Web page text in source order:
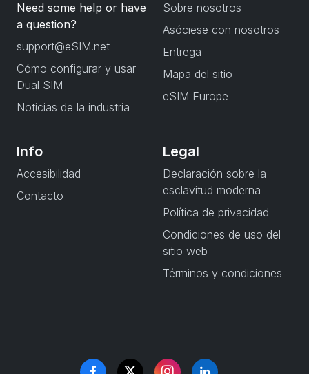
Need some help or have
a question?
support@eSIM.net
Cómo configurar y usar
Dual SIM
Noticias de la industria
Sobre nosotros
Asóciese con nosotros
Entrega
Mapa del sitio
eSIM Europe
Info
Accesibilidad
Contacto
Legal
Declaración sobre la
esclavitud moderna
Política de privacidad
Condiciones de uso del
sitio web
Términos y condiciones